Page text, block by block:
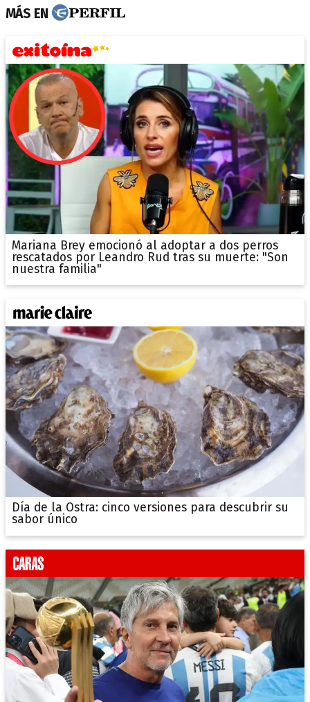
MÁS EN
Mariana Brey emocionó al adoptar a dos perros
rescatados por Leandro Rud tras su muerte: "Son
nuestra familia"
Día de la Ostra: cinco versiones para descubrir su
sabor único